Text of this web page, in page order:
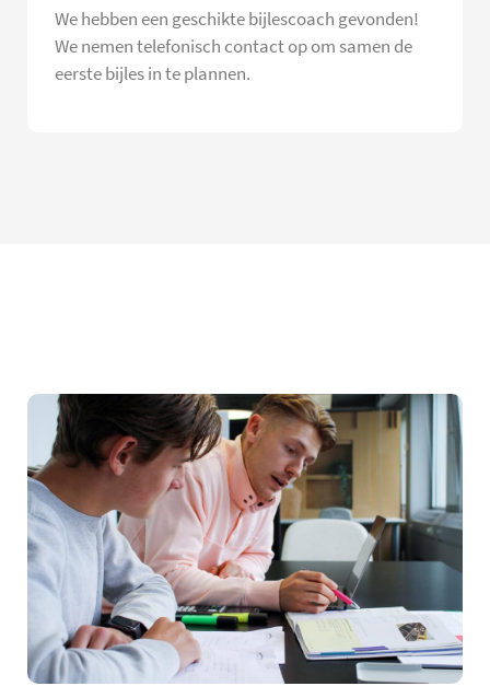
We hebben een geschikte bijlescoach gevonden!
We nemen telefonisch contact op om samen de
eerste bijles in te plannen.